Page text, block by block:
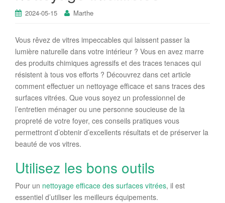
2024-05-15 Marthe
Vous rêvez de vitres impeccables qui laissent passer la
lumière naturelle dans votre intérieur ? Vous en avez marre
des produits chimiques agressifs et des traces tenaces qui
résistent à tous vos efforts ? Découvrez dans cet article
comment effectuer un nettoyage efficace et sans traces des
surfaces vitrées. Que vous soyez un professionnel de
l’entretien ménager ou une personne soucieuse de la
propreté de votre foyer, ces conseils pratiques vous
permettront d’obtenir d’excellents résultats et de préserver la
beauté de vos vitres.
Utilisez les bons outils
Pour un nettoyage efficace des surfaces vitrées, il est
essentiel d’utiliser les meilleurs équipements.